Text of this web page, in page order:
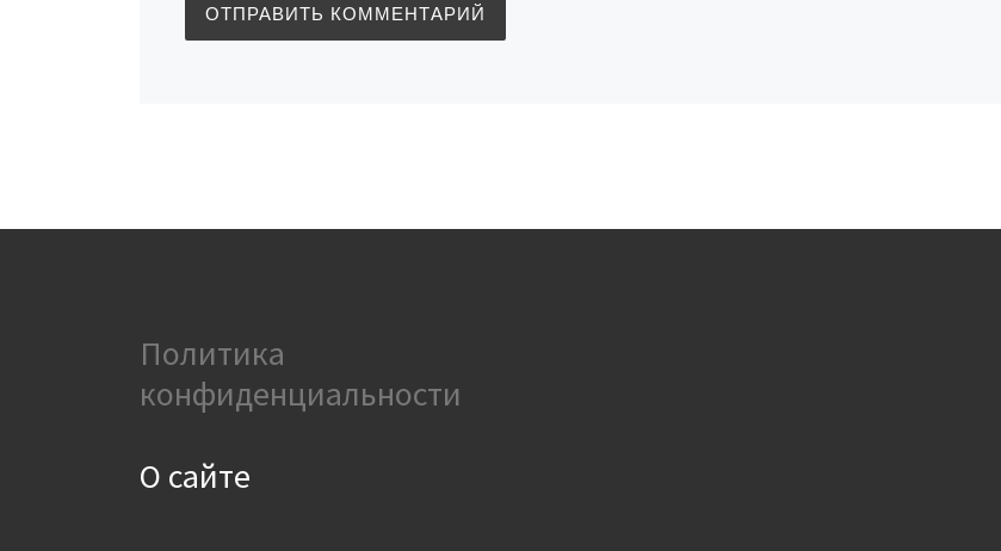
Политика
конфиденциальности
О сайте